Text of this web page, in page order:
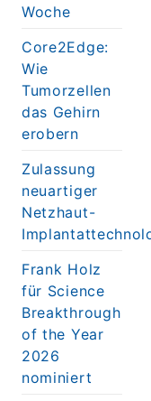
Woche
Core2Edge:
Wie
Tumorzellen
das Gehirn
erobern
Zulassung
neuartiger
Netzhaut-
Frank Holz
für Science
Breakthrough
of the Year
2026
nominiert